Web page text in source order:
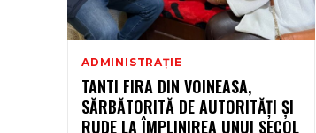
ADMINISTRAȚIE
TANTI FIRA DIN VOINEASA,
SĂRBĂTORITĂ DE AUTORITĂȚI ȘI
RUDE LA ÎMPLINIREA UNUI SECOL